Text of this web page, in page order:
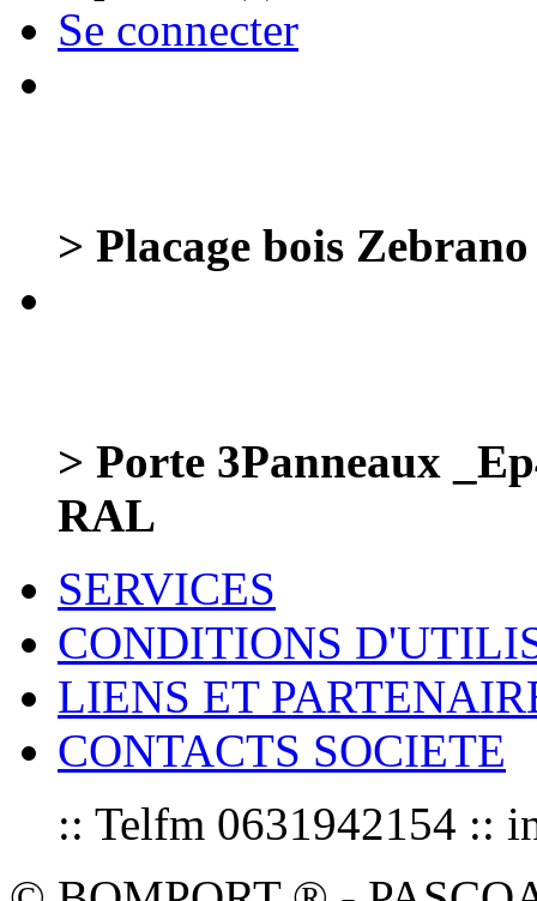
Se connecter
> Placage bois
> Porte 3Panneaux
RAL
SERVICES
CONDITIONS
LIENS ET
CONTACTS SOCIETE
:: Telfm 0631942154 ::